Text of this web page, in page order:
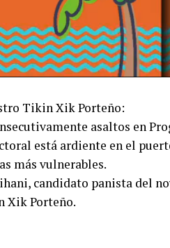
Tikin Xik Porteño:
asaltos en
está ardiente en el
más vulnerables.
candidato panista del
Xik Porteño.